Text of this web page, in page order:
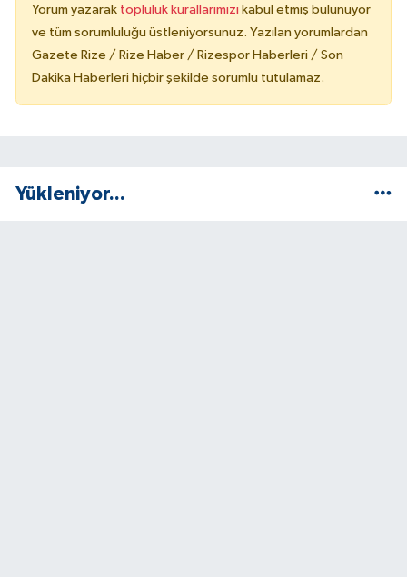
Yorum yazarak topluluk kurallarımızı kabul etmiş bulunuyor
ve tüm sorumluluğu üstleniyorsunuz. Yazılan yorumlardan
Gazete Rize / Rize Haber / Rizespor Haberleri / Son
Dakika Haberleri hiçbir şekilde sorumlu tutulamaz.
Yükleniyor...